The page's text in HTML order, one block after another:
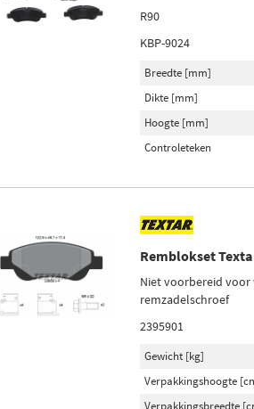
R90
KBP-9024
Breedte [mm]
Dikte [mm]
Hoogte [mm]
Controleteken
Remblokset
Niet voorbereid voor
remzadelschroef
2395901
Gewicht [kg]
Verpakkingshoogte
Verpakkingsbreedte